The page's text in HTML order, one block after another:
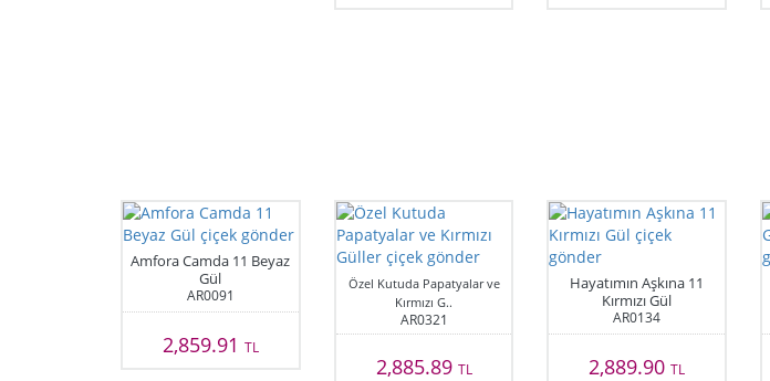
Amfora Camda 11 Beyaz
Gül
AR0091
2,859.91 TL
Özel Kutuda Papatyalar ve
Kırmızı G..
AR0321
2,885.89 TL
Hayatımın Aşkına 11
Kırmızı Gül
AR0134
2,889.90TL